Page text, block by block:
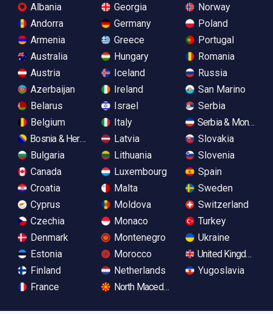
Albania
Andorra
Armenia
Australia
Austria
Azerbaijan
Belarus
Belgium
Bosnia & Herzegovina
Bulgaria
Canada
Croatia
Cyprus
Czechia
Denmark
Estonia
Finland
France
Georgia
Germany
Greece
Hungary
Iceland
Ireland
Israel
Italy
Latvia
Lithuania
Luxembourg
Malta
Moldova
Monaco
Montenegro
Morocco
Netherlands
North Macedonia
Norway
Poland
Portugal
Romania
Russia
San Marino
Serbia
Serbia &
Slovakia
Slovenia
Spain
Sweden
Switzerland
Turkey
Ukraine
United Kingdom
Yugoslavia